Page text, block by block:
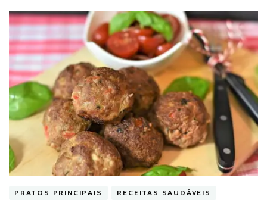
PRATOS PRINCIPAIS RECEITAS SAUDÁVEIS